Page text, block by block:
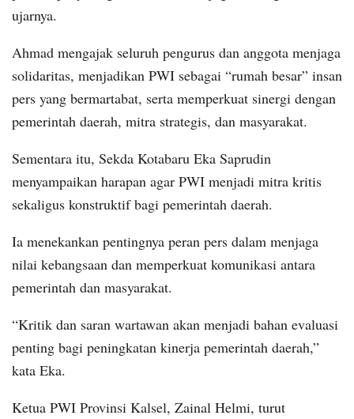
ujarnya.
Ahmad mengajak seluruh pengurus dan anggota menjaga
solidaritas, menjadikan PWI sebagai “rumah besar” insan
pers yang bermartabat, serta memperkuat sinergi dengan
pemerintah daerah, mitra strategis, dan masyarakat.
Sementara itu, Sekda Kotabaru Eka Saprudin
menyampaikan harapan agar PWI menjadi mitra kritis
sekaligus konstruktif bagi pemerintah daerah.
Ia menekankan pentingnya peran pers dalam menjaga
nilai kebangsaan dan memperkuat komunikasi antara
pemerintah dan masyarakat.
“Kritik dan saran wartawan akan menjadi bahan evaluasi
penting bagi peningkatan kinerja pemerintah daerah,”
kata Eka.
Ketua PWI Provinsi Kalsel, Zainal Helmi, turut